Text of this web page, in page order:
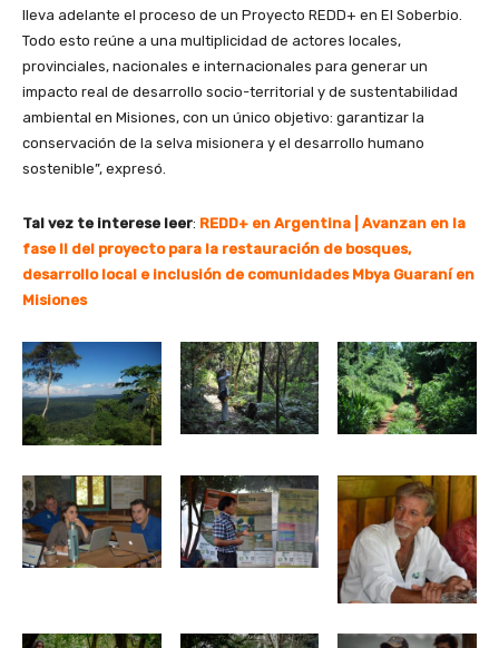
lleva adelante el proceso de un Proyecto REDD+ en El Soberbio.
Todo esto reúne a una multiplicidad de actores locales,
provinciales, nacionales e internacionales para generar un
impacto real de desarrollo socio-territorial y de sustentabilidad
ambiental en Misiones, con un único objetivo: garantizar la
conservación de la selva misionera y el desarrollo humano
sostenible”, expresó.
Tal vez te interese leer: REDD+ en Argentina | Avanzan en la
fase II del proyecto para la restauración de bosques,
desarrollo local e inclusión de comunidades Mbya Guaraní en
Misiones